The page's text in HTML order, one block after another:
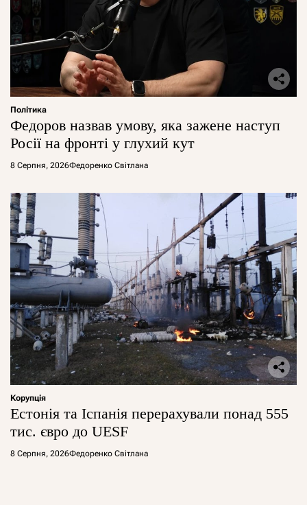
Політика
Федоров назвав умову, яка зажене наступ
Росії на фронті у глухий кут
8 Серпня, 2026Федоренко Світлана
Корупція
Естонія та Іспанія перерахували понад 555
тис. євро до UESF
8 Серпня, 2026Федоренко Світлана